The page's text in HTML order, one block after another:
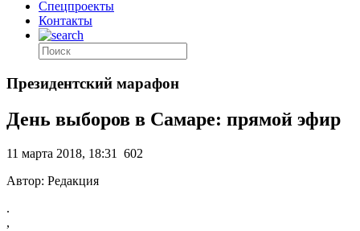
Спецпроекты
Контакты
Президентский марафон
День выборов в Самаре: прямой эфир
11 марта 2018, 18:31
602
Автор: Редакция
.
,